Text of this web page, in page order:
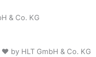
& Co. KG
by HLT GmbH & Co. KG